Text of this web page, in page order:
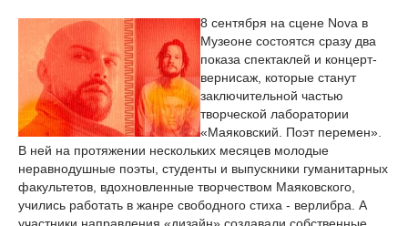
8 сентября на сцене Nova в
Музеоне состоятся сразу два
показа спектаклей и концерт-
вернисаж, которые станут
заключительной частью
творческой лаборатории
«Маяковский. Поэт перемен».
В ней на протяжении нескольких месяцев молодые
неравнодушные поэты, студенты и выпускники гуманитарных
факультетов, вдохновленные творчеством Маяковского,
учились работать в жанре свободного стиха - верлибра. А